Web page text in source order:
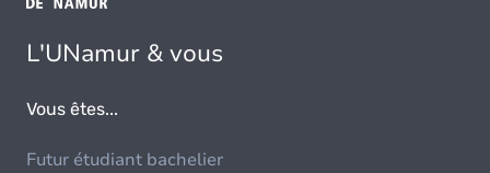
L'UNamur & vous
Vous êtes...
Futur étudiant bachelier